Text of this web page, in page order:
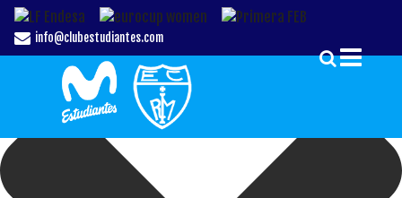
Gestionar el Consentimiento de las Cookies
info@clubestudiantes.com